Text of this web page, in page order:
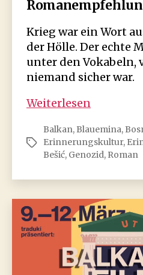
Krieg war ein Wort
der Hölle. Der echte
unter den Vokabeln,
niemand sicher war.
Weiterlesen
Schlagwörter
Balkan, Blauemina,
Erinnerungskultur,
Bešić, Genozid, Roman